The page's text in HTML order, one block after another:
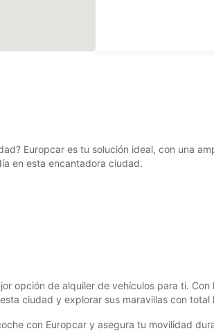
Europcar es tu solución ideal, con una
en esta encantadora ciudad.
opción de alquiler de vehículos para ti.
ciudad y explorar sus maravillas con total
con Europcar y asegura tu movilidad